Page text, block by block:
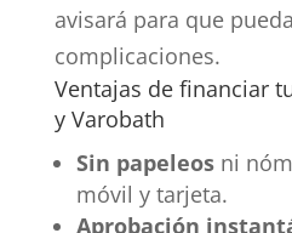
avisará para que
complicaciones.
Ventajas de financiar
y Varobath
Sin papeleosni
móvil y tarjeta.
Aprobación